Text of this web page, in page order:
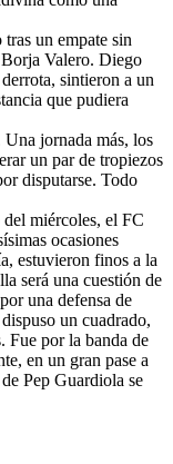
un empate sin
Valero. Diego
sintieron a un
que pudiera
jornada más, los
un par de tropiezos
disputarse. Todo
miércoles, el FC
ocasiones
estuvieron finos a la
será una cuestión de
una defensa de
un cuadrado,
Fue por la banda de
en un gran pase a
Pep Guardiola se